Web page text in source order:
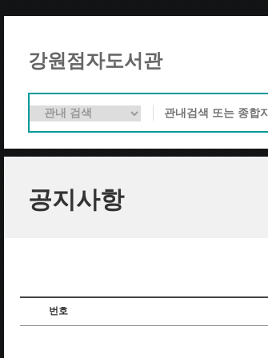
강원점자도서관
공지사항
번호